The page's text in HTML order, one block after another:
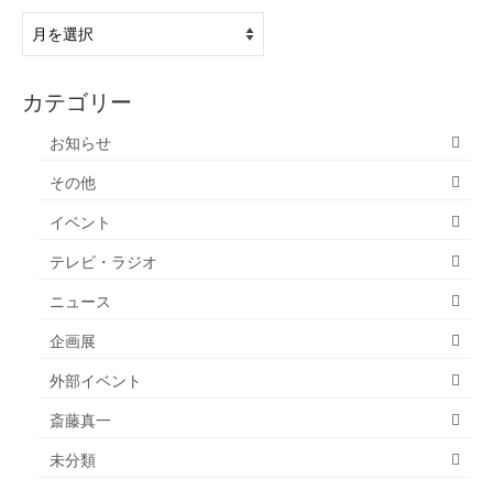
去
事
カテゴリー
お知らせ
その他
イベント
テレビ・ラジオ
ニュース
企画展
外部イベント
斎藤真一
未分類